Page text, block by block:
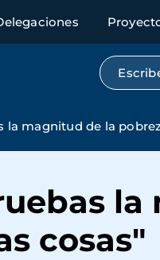
la magnitud de la
cosas"